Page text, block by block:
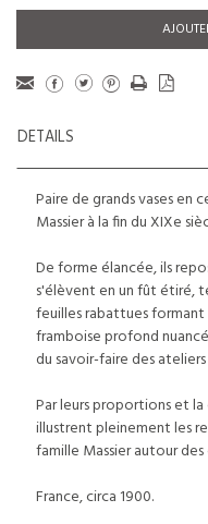
DETAILS
Paire de grands vases en
Massier à la fin du XIXe
De forme élancée, ils
s'élèvent en un fût étiré,
feuilles rabattues formant
framboise profond
du savoir-faire des
Par leurs proportions et
illustrent pleinement les
famille Massier autour
France, circa 1900.